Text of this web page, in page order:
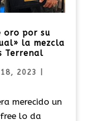
oro por su
la mezcla
Terrenal
2023
merecido un
lo da